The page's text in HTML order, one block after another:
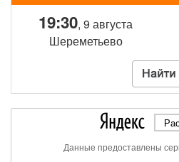
19:30, 9 августа
Шереметьево
Данные предоставлены